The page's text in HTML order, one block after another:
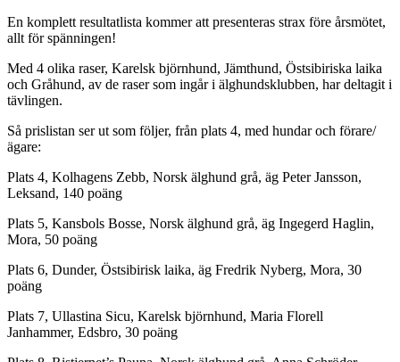
En komplett resultatlista kommer att presenteras strax före årsmötet,
allt för spänningen!
Med 4 olika raser, Karelsk björnhund, Jämthund, Östsibiriska laika
och Gråhund, av de raser som ingår i älghundsklubben, har deltagit i
tävlingen.
Så prislistan ser ut som följer, från plats 4, med hundar och förare/
ägare:
Plats 4, Kolhagens Zebb, Norsk älghund grå, äg Peter Jansson,
Leksand, 140 poäng
Plats 5, Kansbols Bosse, Norsk älghund grå, äg Ingegerd Haglin,
Mora, 50 poäng
Plats 6, Dunder, Östsibirisk laika, äg Fredrik Nyberg, Mora, 30
poäng
Plats 7, Ullastina Sicu, Karelsk björnhund, Maria Florell
Janhammer, Edsbro, 30 poäng